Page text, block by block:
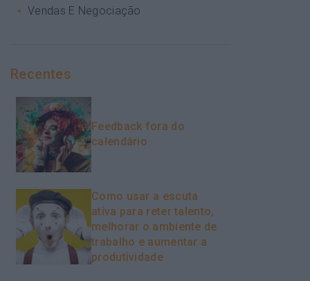
Vendas E Negociação
Recentes
Feedback fora do
calendário
Como usar a escuta
ativa para reter talento,
melhorar o ambiente de
trabalho e aumentar a
produtividade